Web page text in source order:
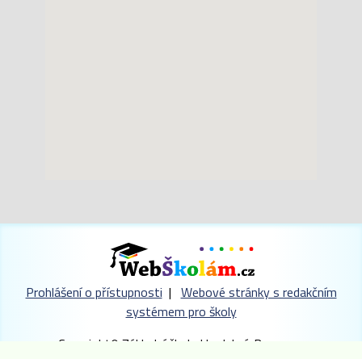
Prohlášení o přístupnosti | Webové stránky s redakčním
systémem pro školy
Copyright© Základní škola Hradební, Broumov